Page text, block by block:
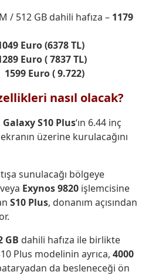
/ 512 GB dahili hafıza – 1179
Euro (6378 TL)
Euro ( 7837 TL)
1599 Euro ( 9.722)
nasıl olacak?
Galaxy S10 Plus‘ın 6.44 inç
üzerine kurulacağını
sunulacağı bölgeye
veya Exynos 9820 işlemcisine
S10 Plus, donanım açısından
GB dahili hafıza ile birlikte
Plus modelinin ayrıca, 4000
da besleneceği ön